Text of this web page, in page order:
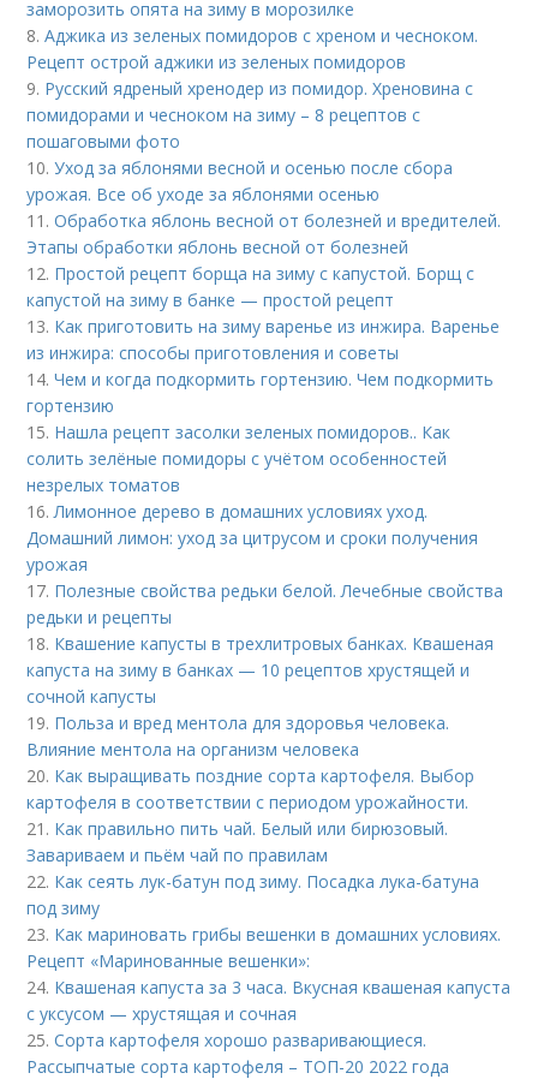
заморозить опята на зиму в морозилке
8.Аджика из зеленых помидоров с хреном и чесноком.
Рецепт острой аджики из зеленых помидоров
9. Русский ядреный хренодер из помидор. Хреновина с
помидорами и чесноком на зиму – 8 рецептов с
пошаговыми фото
10.Уход за яблонями весной и осенью после сбора
урожая. Все об уходе за яблонями осенью
11.Обработка яблонь весной от болезней и вредителей.
Этапы обработки яблонь весной от болезней
12. Простой рецепт борща на зиму с капустой. Борщ с
капустой на зиму в банке — простой рецепт
13. Как приготовить на зиму варенье из инжира. Варенье
из инжира: способы приготовления и советы
14.Чем и когда подкормить гортензию. Чем подкормить
гортензию
15. Нашла рецепт засолки зеленых помидоров.. Как
солить зелёные помидоры с учётом особенностей
незрелых томатов
16.Лимонное дерево в домашних условиях уход.
Домашний лимон: уход за цитрусом и сроки получения
урожая
17. Полезные свойства редьки белой. Лечебные свойства
редьки и рецепты
18. Квашение капусты в трехлитровых банках. Квашеная
капуста на зиму в банках — 10 рецептов хрустящей и
сочной капусты
19. Польза и вред ментола для здоровья человека.
Влияние ментола на организм человека
20. Как выращивать поздние сорта картофеля. Выбор
картофеля в соответствии с периодом урожайности.
21. Как правильно пить чай. Белый или бирюзовый.
Завариваем и пьём чай по правилам
22. Как сеять лук-батун под зиму. Посадка лука-батуна
под зиму
23. Как мариновать грибы вешенки в домашних условиях.
Рецепт «Маринованные вешенки»:
24. Квашеная капуста за 3 часа. Вкусная квашеная капуста
с уксусом — хрустящая и сочная
25.Сорта картофеля хорошо разваривающиеся.
Рассыпчатые сорта картофеля – ТОП-20 2022 года